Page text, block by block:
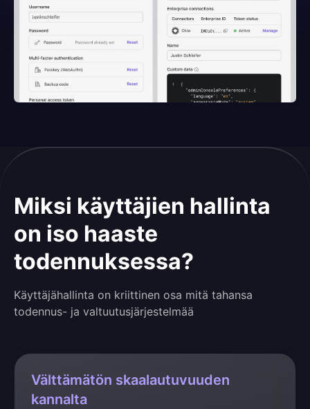
Miksi käyttäjien hallinta
on iso haaste
todennuksessa?
Käyttäjähallinta on kriittinen osa mitä tahansa
todennus- ja valtuutusjärjestelmää
Välttämätön skaalautuvuuden
kannalta